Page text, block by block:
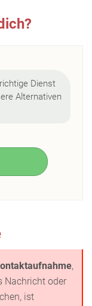
Dienst
Alternativen
,
Nachricht oder
ist